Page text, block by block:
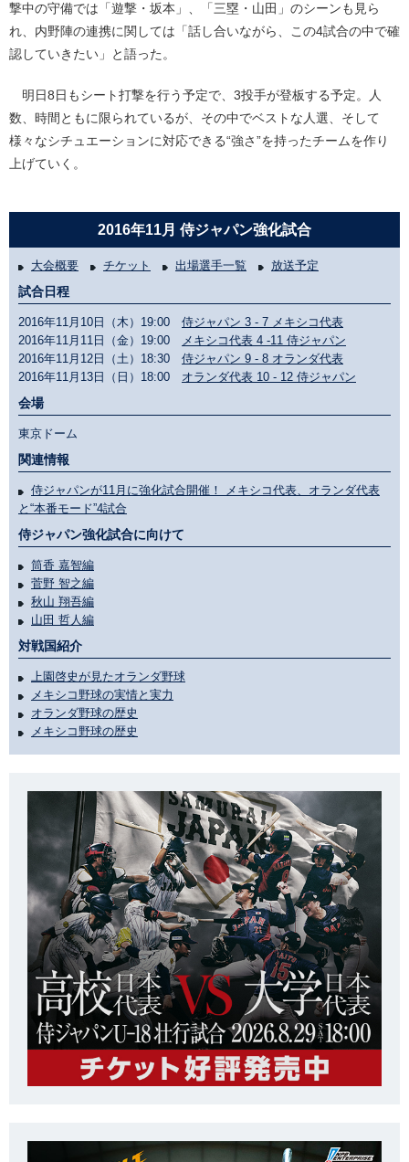
撃中の守備では「遊撃・坂本」、「三塁・山田」のシーンも見ら
れ、内野陣の連携に関しては「話し合いながら、この4試合の中で確
認していきたい」と語った。
明日8日もシート打撃を行う予定で、3投手が登板する予定。人
数、時間ともに限られているが、その中でベストな人選、そして
様々なシチュエーションに対応できる“強さ”を持ったチームを作り
上げていく。
2016年11月 侍ジャパン強化試合
大会概要 チケット 出場選手一覧 放送予定
試合日程
2016年11月10日（木）19:00 侍ジャパン 3 - 7 メキシコ代表
2016年11月11日（金）19:00
メキシコ代表 4 -11 侍ジャパン
2016年11月12日（土）18:30 侍ジャパン 9 - 8 オランダ代表
2016年11月13日（日）18:00 オランダ代表 10 - 12 侍ジャパン
会場
東京ドーム
関連情報
侍ジャパンが11月に強化試合開催！ メキシコ代表、オランダ代表
と“本番モード”4試合
侍ジャパン強化試合に向けて
筒香 嘉智編
菅野 智之編
秋山 翔吾編
山田 哲人編
対戦国紹介
上園啓史が見たオランダ野球
メキシコ野球の実情と実力
オランダ野球の歴史
メキシコ野球の歴史